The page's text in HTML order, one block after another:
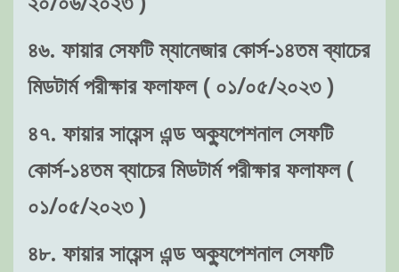
৪৬. ফায়ার সেফটি ম্যানেজার কোর্স-১৪তম ব্যাচের
মিডটার্ম পরীক্ষার ফলাফল ( ০১/০৫/২০২৩ )
৪৭. ফায়ার সায়েন্স এন্ড অক্যুপেশনাল সেফটি
কোর্স-১৪তম ব্যাচের মিডটার্ম পরীক্ষার ফলাফল (
০১/০৫/২০২৩ )
৪৮. ফায়ার সায়েন্স এন্ড অক্যুপেশনাল সেফটি